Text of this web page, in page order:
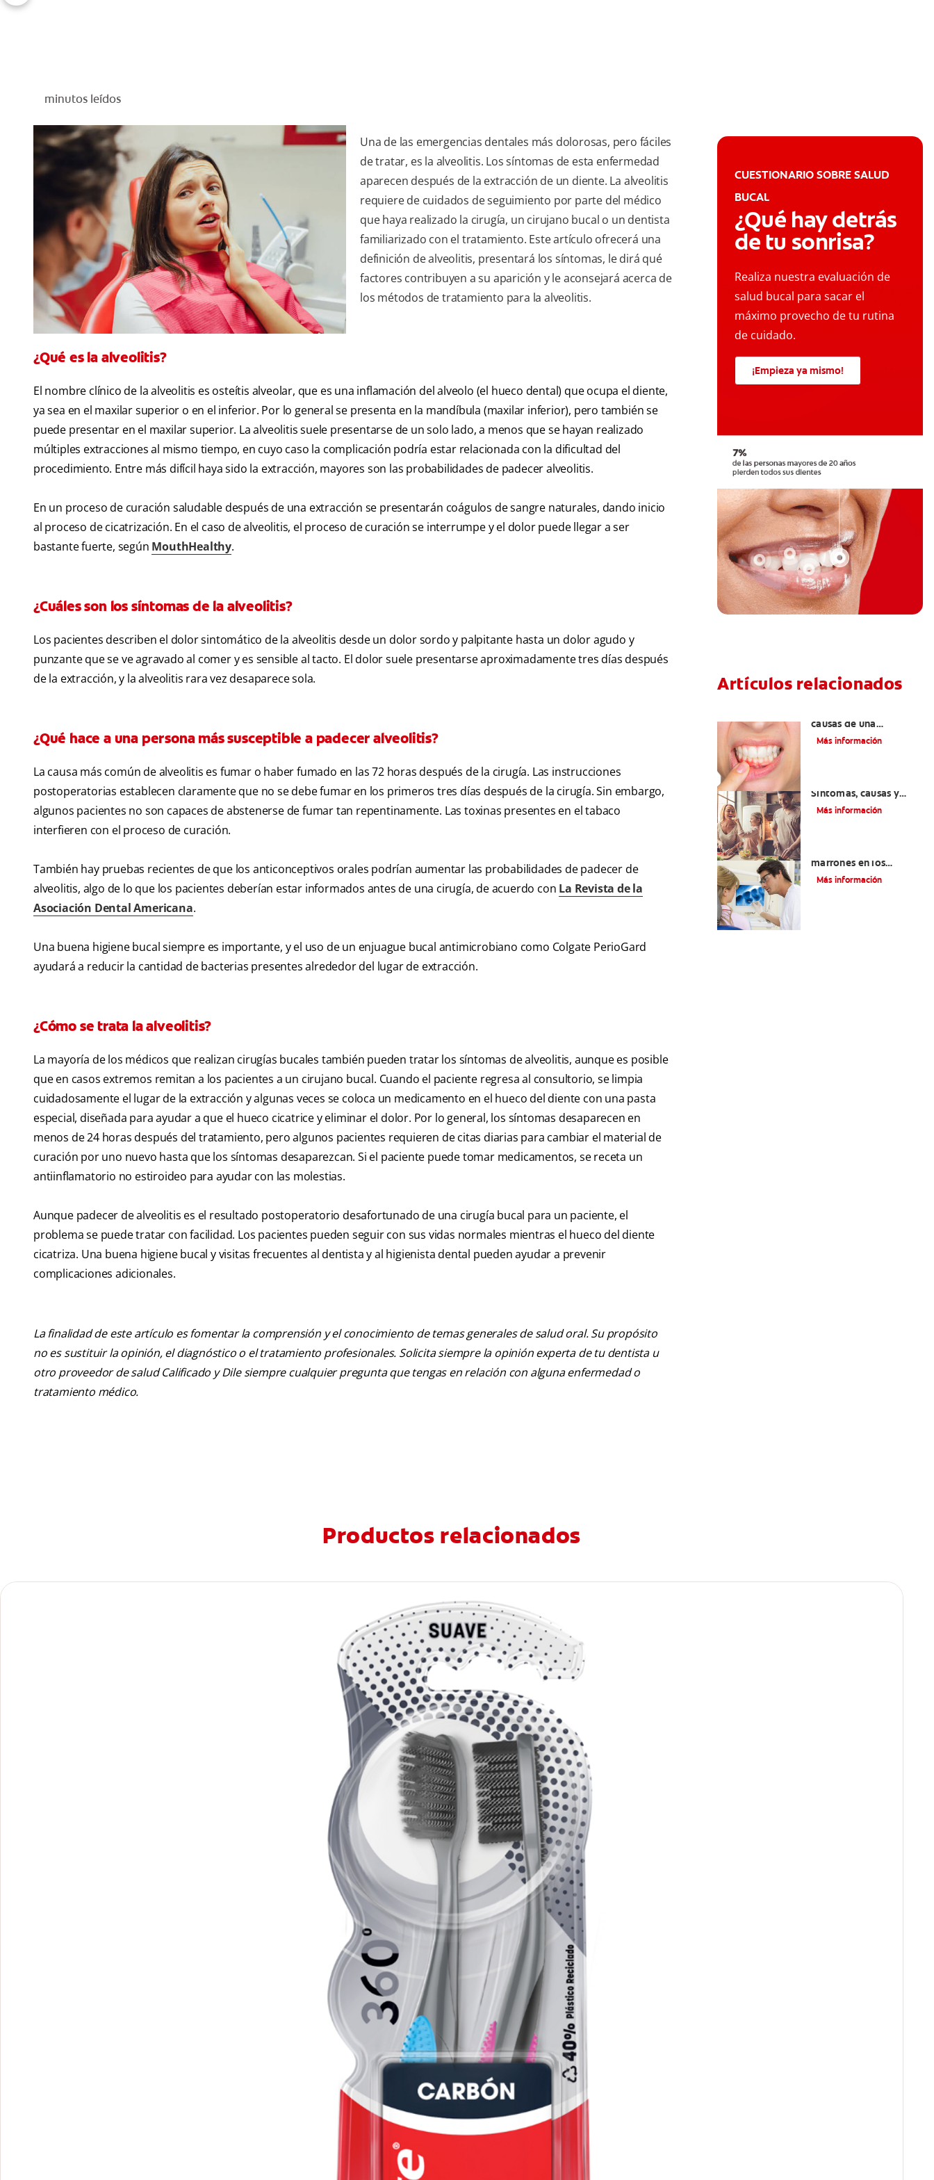
minutos leídos
Una de las emergencias dentales más dolorosas, pero fáciles
de tratar, es la alveolitis. Los síntomas de esta enfermedad
aparecen después de la extracción de un diente. La alveolitis
requiere de cuidados de seguimiento por parte del médico
que haya realizado la cirugía, un cirujano bucal o un dentista
familiarizado con el tratamiento. Este artículo ofrecerá una
definición de alveolitis, presentará los síntomas, le dirá qué
factores contribuyen a su aparición y le aconsejará acerca de
los métodos de tratamiento para la alveolitis.
¿Qué es la alveolitis?
El nombre clínico de la alveolitis es osteítis alveolar, que es una inflamación del alveolo (el hueco dental) que ocupa el diente,
ya sea en el maxilar superior o en el inferior. Por lo general se presenta en la mandíbula (maxilar inferior), pero también se
puede presentar en el maxilar superior. La alveolitis suele presentarse de un solo lado, a menos que se hayan realizado
múltiples extracciones al mismo tiempo, en cuyo caso la complicación podría estar relacionada con la dificultad del
procedimiento. Entre más difícil haya sido la extracción, mayores son las probabilidades de padecer alveolitis.
En un proceso de curación saludable después de una extracción se presentarán coágulos de sangre naturales, dando inicio
al proceso de cicatrización. En el caso de alveolitis, el proceso de curación se interrumpe y el dolor puede llegar a ser
bastante fuerte, según MouthHealthy.
¿Cuáles son los síntomas de la alveolitis?
Los pacientes describen el dolor sintomático de la alveolitis desde un dolor sordo y palpitante hasta un dolor agudo y
punzante que se ve agravado al comer y es sensible al tacto. El dolor suele presentarse aproximadamente tres días después
de la extracción, y la alveolitis rara vez desaparece sola.
¿Qué hace a una persona más susceptible a padecer alveolitis?
La causa más común de alveolitis es fumar o haber fumado en las 72 horas después de la cirugía. Las instrucciones
postoperatorias establecen claramente que no se debe fumar en los primeros tres días después de la cirugía. Sin embargo,
algunos pacientes no son capaces de abstenerse de fumar tan repentinamente. Las toxinas presentes en el tabaco
interfieren con el proceso de curación.
También hay pruebas recientes de que los anticonceptivos orales podrían aumentar las probabilidades de padecer de
alveolitis, algo de lo que los pacientes deberían estar informados antes de una cirugía, de acuerdo con La Revista de la
Asociación Dental Americana.
Una buena higiene bucal siempre es importante, y el uso de un enjuague bucal antimicrobiano como Colgate PerioGard
ayudará a reducir la cantidad de bacterias presentes alrededor del lugar de extracción.
¿Cómo se trata la alveolitis?
La mayoría de los médicos que realizan cirugías bucales también pueden tratar los síntomas de alveolitis, aunque es posible
que en casos extremos remitan a los pacientes a un cirujano bucal. Cuando el paciente regresa al consultorio, se limpia
cuidadosamente el lugar de la extracción y algunas veces se coloca un medicamento en el hueco del diente con una pasta
especial, diseñada para ayudar a que el hueco cicatrice y eliminar el dolor. Por lo general, los síntomas desaparecen en
menos de 24 horas después del tratamiento, pero algunos pacientes requieren de citas diarias para cambiar el material de
curación por uno nuevo hasta que los síntomas desaparezcan. Si el paciente puede tomar medicamentos, se receta un
antiinflamatorio no estiroideo para ayudar con las molestias.
Aunque padecer de alveolitis es el resultado postoperatorio desafortunado de una cirugía bucal para un paciente, el
problema se puede tratar con facilidad. Los pacientes pueden seguir con sus vidas normales mientras el hueco del diente
cicatriza. Una buena higiene bucal y visitas frecuentes al dentista y al higienista dental pueden ayudar a prevenir
complicaciones adicionales.
La finalidad de este artículo es fomentar la comprensión y el conocimiento de temas generales de salud oral. Su propósito
no es sustituir la opinión, el diagnóstico o el tratamiento profesionales. Solicita siempre la opinión experta de tu dentista u
otro proveedor de salud Calificado y Dile siempre cualquier pregunta que tengas en relación con alguna enfermedad o
tratamiento médico.
CUESTIONARIO SOBRE SALUD
BUCAL
¿Qué hay detrás
de tu sonrisa?
Realiza nuestra evaluación de
salud bucal para sacar el
máximo provecho de tu rutina
de cuidado.
¡Empieza ya mismo!
Artículos relacionados
causas de una
inflamación de encía
Más información
Síntomas, causas y
tratamiento
Más información
marrones en los
dientes
Más información
Productos relacionados